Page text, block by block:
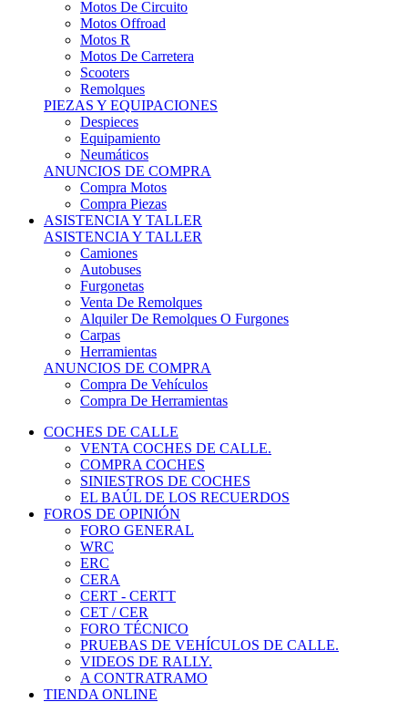
Motos R
Motos De Carretera
Scooters
Remolques
PIEZAS Y EQUIPACIONES
Despieces
Equipamiento
Neumáticos
ANUNCIOS DE COMPRA
Compra Motos
Compra Piezas
ASISTENCIA Y TALLER
ASISTENCIA Y TALLER
Camiones
Autobuses
Furgonetas
Venta De Remolques
Alquiler De Remolques O Furgones
Carpas
Herramientas
ANUNCIOS DE COMPRA
Compra De Vehículos
Compra De Herramientas
COCHES DE CALLE
VENTA COCHES DE CALLE.
COMPRA COCHES
SINIESTROS DE COCHES
EL BAÚL DE LOS RECUERDOS
FOROS DE OPINIÓN
FORO GENERAL
WRC
ERC
CERA
CERT - CERTT
CET / CER
FORO TÉCNICO
PRUEBAS DE VEHÍCULOS DE CALLE.
VIDEOS DE RALLY.
A CONTRATRAMO
TIENDA ONLINE